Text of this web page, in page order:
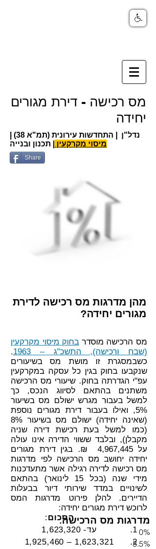
מס רכישה - דירת מגורים
יחידה
נדל"ן | התחדשות עירונית (תמ"א 38) |
מיסוי מקרקעין
| תכנון ובנייה
Share
מהן מדרגות מס רכישה לדירת
מגורים יחידה?
מס הרכישה מוסדר בחוק מיסוי מקרקעין
(שבח ורכישה), התשכ"ג – 1963
,
כשבמסגרת זו מושת מס בשיעורים
שנקבעו בחוק בגין כל עסקה במקרקעין
עפ"י הגדרתה בחוק. שיעורי מס הרכישה
משתנים בהתאם לסיווג הנכס, כך
למשל בעבור מגרש ישולם מס בשיעור
5%, ואילו בעבור דירת מגורים נוספת
(שאינה יחידה) ישולם מס בשיעור 8%
(כמו למשל בעת רכישת דירה שניה
מקבלן), ובלבד ששווי הדירה אינו עולה
על 4,967,445 ₪. בגין דירת מגורים
יחידה יחושב מס הרכישה לפי מדרגות
מס רכישה לדירה רגילה אשר מתעדכנות
מידי שנה (בכל 15 לינואר) בהתאם
לשינויים במדד שירותי דיור בבעלות
הדיירים. להלן פירוט מדרגות המס
לרוכש דירת מגורים יחידה:
הסכום:
עד- 1,623,320
1,623,321 – 1,925,460
מדרגות מס הרכישה:
0%
3.5%